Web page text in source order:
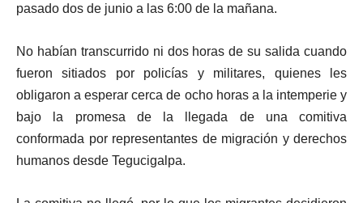
pasado dos de junio a las 6:00 de la mañana.
No habían transcurrido ni dos horas de su salida cuando
fueron sitiados por policías y militares, quienes les
obligaron a esperar cerca de ocho horas a la intemperie y
bajo la promesa de la llegada de una comitiva
conformada por representantes de migración y derechos
humanos desde Tegucigalpa.